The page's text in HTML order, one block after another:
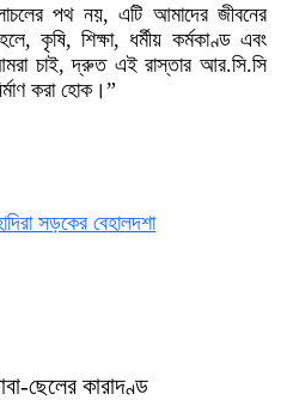
পথ নয়, এটি আমাদের জীবনের
কৃষি, শিক্ষা, ধর্মীয় কর্মকাণ্ড এবং
চাই, দ্রুত এই রাস্তার আর.সি.সি
করা হোক।”
সড়কের বেহালদশা
ছেলের কারাদণ্ড